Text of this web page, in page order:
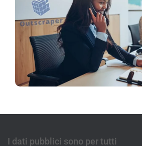
I dati pubblici sono per tutti